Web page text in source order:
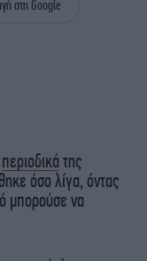
στη Google
περιοδικά της
όσο λίγα, όντας
μπορούσε να